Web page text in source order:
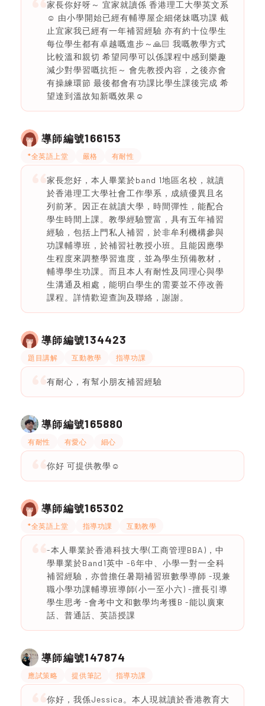
家長你好呀～ 宜家就讀係 香港理工大學英文系
☺️ 由小學開始已經有輔導屋企細佬妹嘅功課 截
止宜家我已經有一年補習經驗 亦有約十位學生
每位學生都有卓越嘅進步～🙏🏻 我嘅教學方式
比較溫和親切 希望同學可以係課程中感到樂趣
減少對學習嘅抗拒～ 會先教授內容，之後亦會
有操練環節 最後都會有功課比學生課後完成 希
望達到溫故知新嘅效果☺️
導師編號166153
*全英語上堂 嚴格 有耐性
家長您好，本人畢業於band 1地區名校，就讀
於香港理工大學社會工作學系，成績優異且名
列前茅。因正在就讀大學，時間彈性，能配合
學生時間上課。教學經驗豐富，具有五年補習
經驗，包括上門私人補習，於非牟利機構參與
功課輔導班，於補習社教授小班。且能因應學
生程度來調整學習進度，並為學生預備教材，
輔導學生功課。而且本人有耐性及同理心與學
生溝通及相處，能明白學生的需要並不停改善
課程。詳情歡迎查詢及聯絡，謝謝。
導師編號134423
題目講解 互動教學 指導功課
有耐心，有幫小朋友補習經驗
導師編號165880
有耐性 有愛心 細心
你好 可提供教學☺️
導師編號165302
*全英語上堂 指導功課 互動教學
-本人畢業於香港科技大學(工商管理BBA)，中
學畢業於Band1英中 -6年中、小學一對一全科
補習經驗，亦曾擔任暑期補習班數學導師 -現兼
職小學功課輔導班導師(小一至小六) -擅長引導
學生思考 -會考中文和數學均考獲B -能以廣東
話、普通話、英語授課
導師編號147874
應試策略 提供筆記 指導功課
你好，我係Jessica。本人現就讀於香港教育大